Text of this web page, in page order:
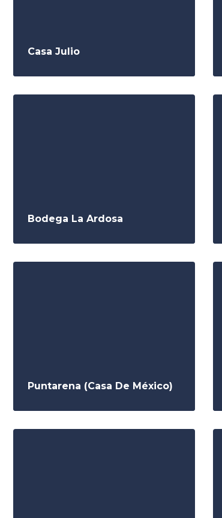
Casa Julio
Bodega La Ardosa
Puntarena (Casa De México)